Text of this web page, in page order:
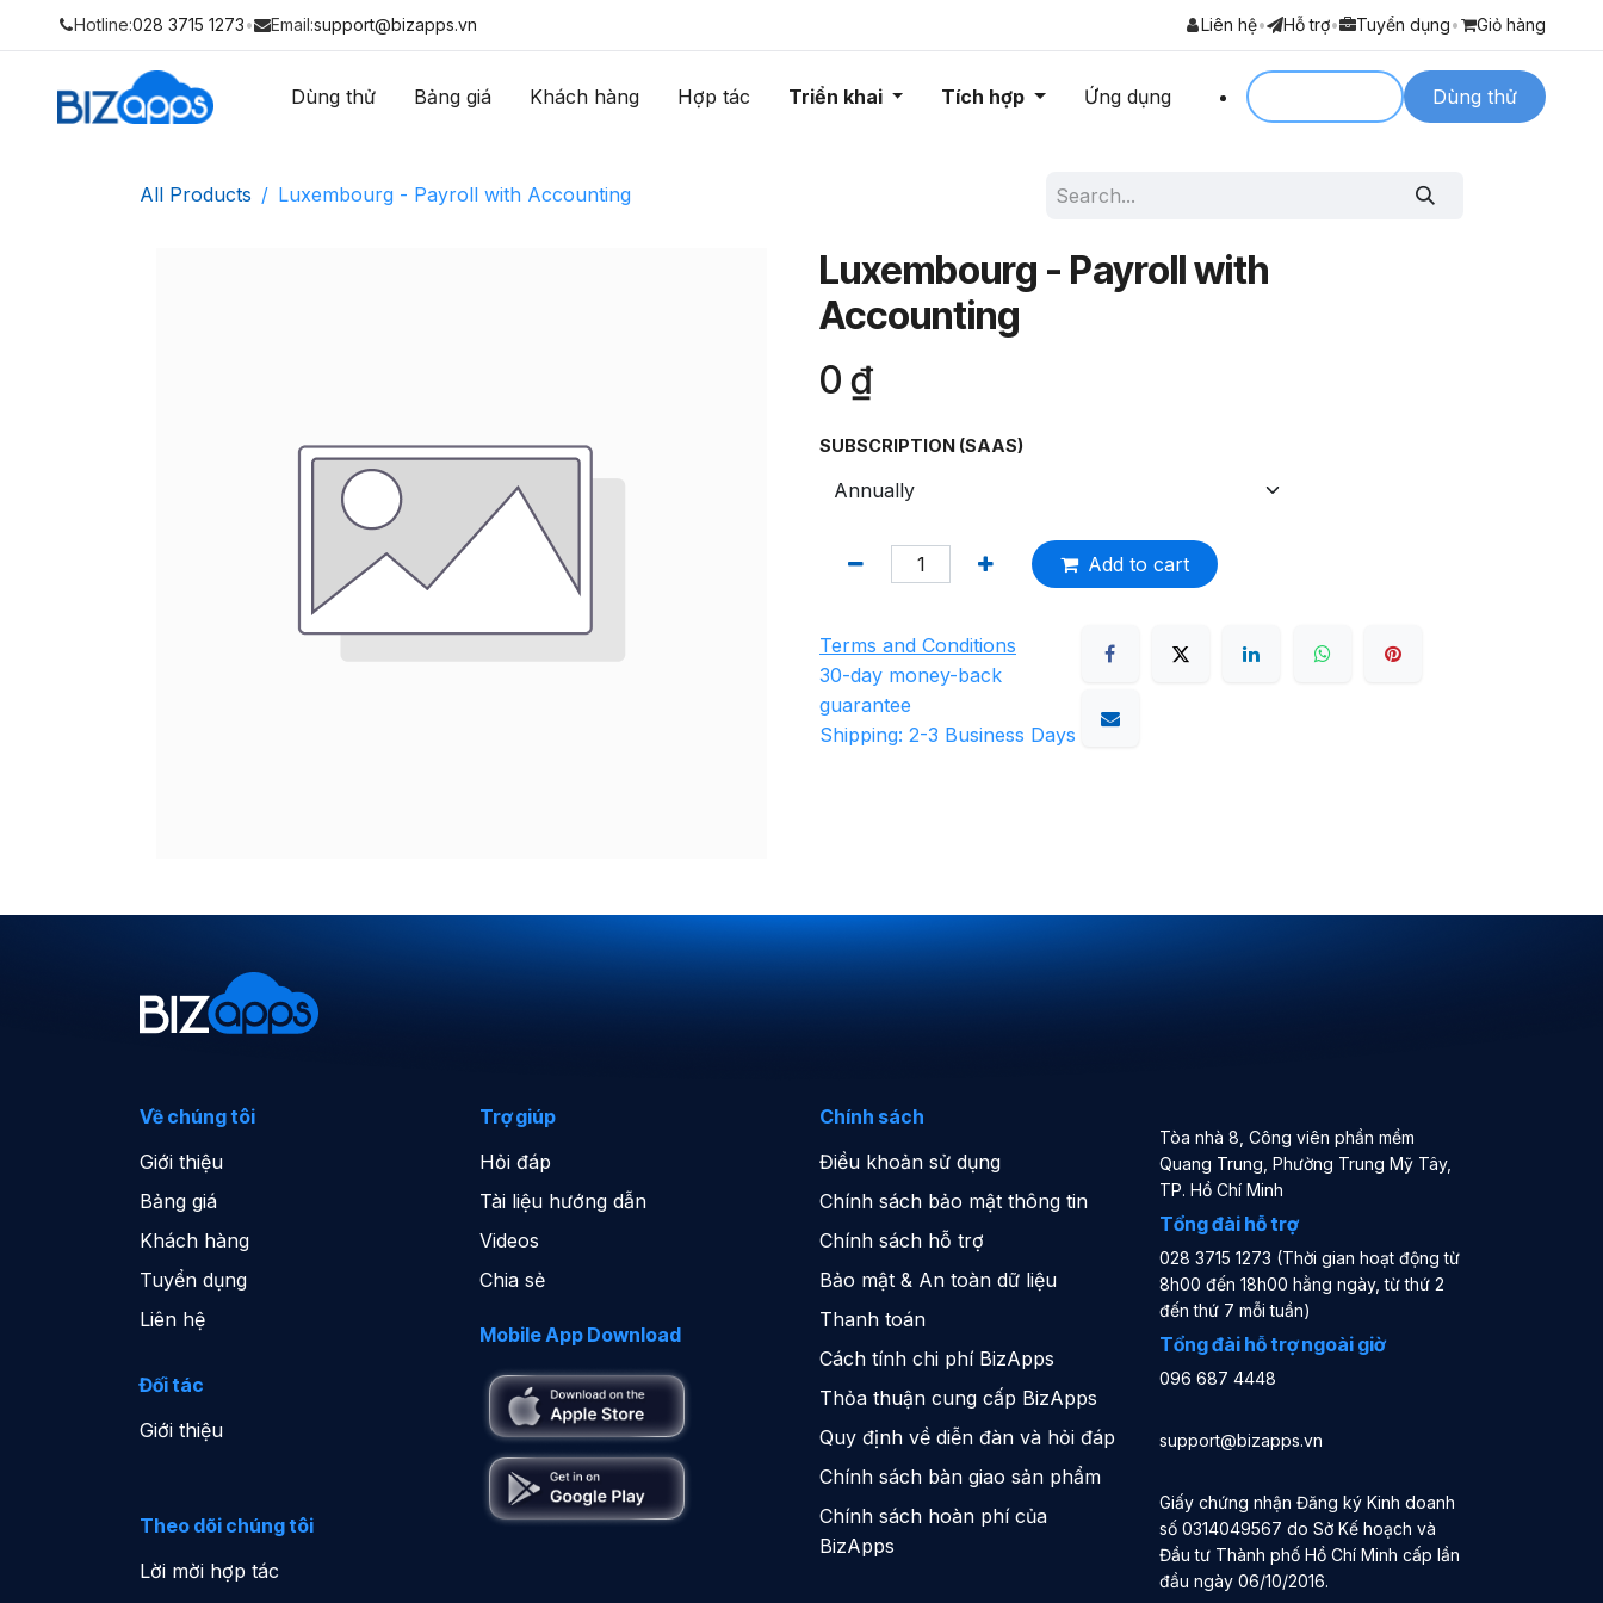
Hotline:028 3715 1273• Email:support@bizapps.vn Liên hệ• Hỗ trợ• Tuyển dụng• Giỏ hàng
Dùng thử Bảng giá Khách hàng Hợp tác Triển khai Tích hợp Ứng dụng Dùng thử
All Products Luxembourg - Payroll with Accounting
Luxembourg - Payroll with
Accounting
0 ₫
SUBSCRIPTION (SAAS)
Add to cart
Terms and Conditions
30-day money-back
guarantee
Shipping: 2-3 Business Days
Về chúng tôi
Giới thiệu
Bảng giá
Khách hàng
Tuyển dụng
Liên hệ
Đối tác
Giới thiệu
Theo dõi chúng tôi
Lời mời hợp tác
Trợ giúp
Hỏi đáp
Tài liệu hướng dẫn
Videos
Chia sẻ
Mobile App Download
Chính sách
Điều khoản sử dụng
Chính sách bảo mật thông tin
Chính sách hỗ trợ
Bảo mật & An toàn dữ liệu
Thanh toán
Cách tính chi phí BizApps
Thỏa thuận cung cấp BizApps
Quy định về diễn đàn và hỏi đáp
Chính sách bàn giao sản phẩm
Chính sách hoàn phí của
BizApps
Tòa nhà 8, Công viên phần mềm
Quang Trung, Phường Trung Mỹ Tây,
TP. Hồ Chí Minh
Tổng đài hỗ trợ
028 3715 1273 (Thời gian hoạt động từ
8h00 đến 18h00 hằng ngày, từ thứ 2
đến thứ 7 mỗi tuần)
Tổng đài hỗ trợ ngoài giờ
096 687 4448
support@bizapps.vn
Giấy chứng nhận Đăng ký Kinh doanh
số 0314049567 do Sở Kế hoạch và
Đầu tư Thành phố Hồ Chí Minh cấp lần
đầu ngày 06/10/2016.